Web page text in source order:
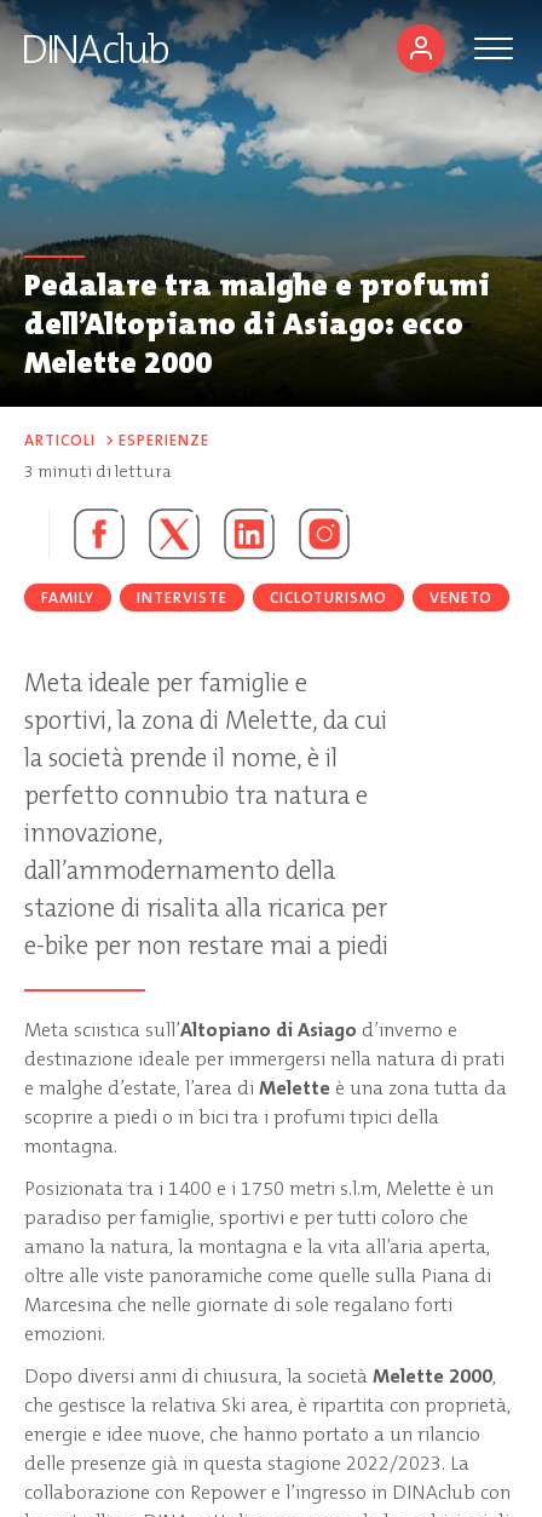
Pedalare tra malghe e profumi
dell’Altopiano di Asiago: ecco
Melette 2000
ARTICOLI > ESPERIENZE
3 minuti di lettura
FAMILY INTERVISTE CICLOTURISMO VENETO
Meta ideale per famiglie e
sportivi, la zona di Melette, da cui
la società prende il nome, è il
perfetto connubio tra natura e
innovazione,
dall’ammodernamento della
stazione di risalita alla ricarica per
e-bike per non restare mai a piedi
Meta sciistica sull’Altopiano di Asiago d’inverno e
destinazione ideale per immergersi nella natura di prati
e malghe d’estate, l’area di Melette è una zona tutta da
scoprire a piedi o in bici tra i profumi tipici della
montagna.
Posizionata tra i 1400 e i 1750 metri s.l.m, Melette è un
paradiso per famiglie, sportivi e per tutti coloro che
amano la natura, la montagna e la vita all’aria aperta,
oltre alle viste panoramiche come quelle sulla Piana di
Marcesina che nelle giornate di sole regalano forti
emozioni.
Dopo diversi anni di chiusura, la societàMelette 2000,
che gestisce la relativa Ski area, è ripartita con proprietà,
energie e idee nuove, che hanno portato a un rilancio
delle presenze già in questa stagione 2022/2023. La
collaborazione con Repower e l’ingresso in DINAclub con